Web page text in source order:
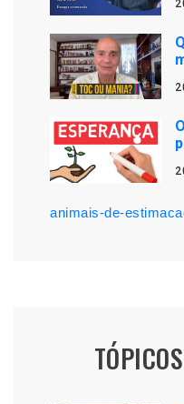
animais-de-